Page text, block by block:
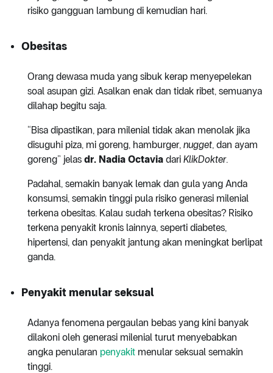
risiko gangguan lambung di kemudian hari.
Obesitas
Orang dewasa muda yang sibuk kerap menyepelekan
soal asupan gizi. Asalkan enak dan tidak ribet, semuanya
dilahap begitu saja.
“Bisa dipastikan, para milenial tidak akan menolak jika
disuguhi piza, mi goreng, hamburger, nugget, dan ayam
goreng” jelas dr. Nadia Octavia dari KlikDokter.
Padahal, semakin banyak lemak dan gula yang Anda
konsumsi, semakin tinggi pula risiko generasi milenial
terkena obesitas. Kalau sudah terkena obesitas? Risiko
terkena penyakit kronis lainnya, seperti diabetes,
hipertensi, dan penyakit jantung akan meningkat berlipat
ganda.
Penyakit menular seksual
Adanya fenomena pergaulan bebas yang kini banyak
dilakoni oleh generasi milenial turut menyebabkan
angka penularan penyakit menular seksual semakin
tinggi.